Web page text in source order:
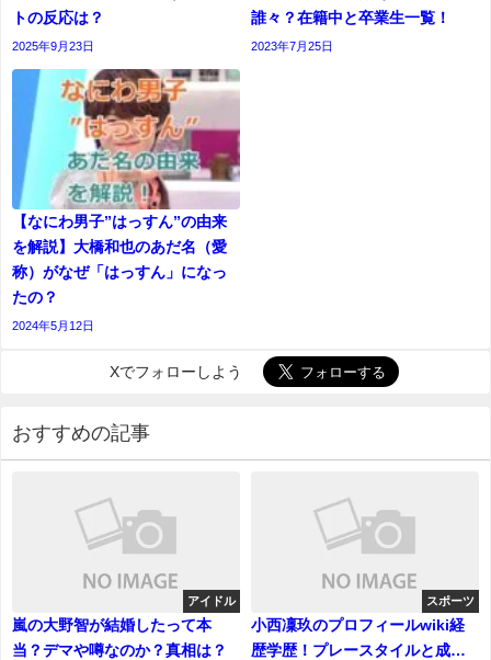
トの反応は？
2025年9月23日
誰々？在籍中と卒業生一覧！
2023年7月25日
【なにわ男子”はっすん”の由来
を解説】大橋和也のあだ名（愛
称）がなぜ「はっすん」になっ
たの？
2024年5月12日
Xでフォローしよう
おすすめの記事
アイドル
嵐の大野智が結婚したって本
当？デマや噂なのか？真相は？
スポーツ
小西凜玖のプロフィールwiki経
歴学歴！プレースタイルと成績